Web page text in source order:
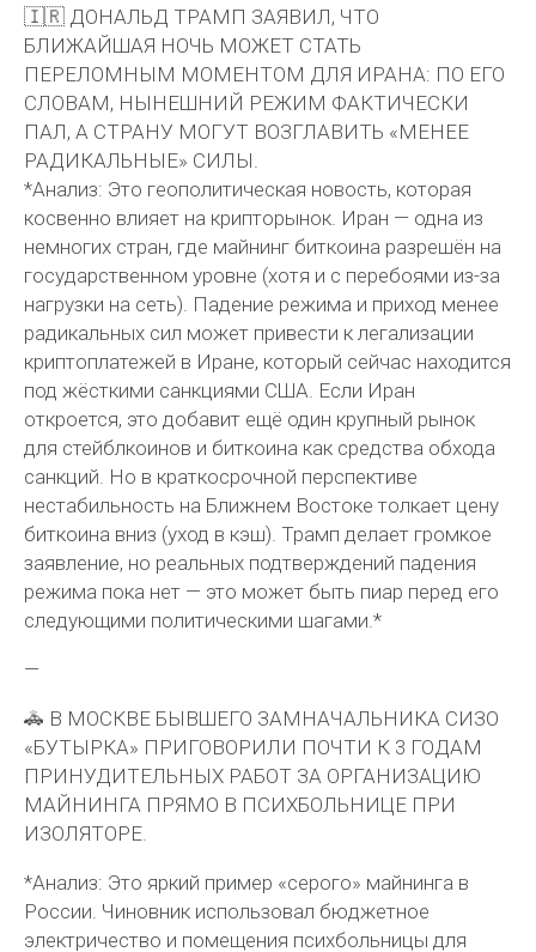
🇮🇷 ДОНАЛЬД ТРАМП ЗАЯВИЛ, ЧТО
БЛИЖАЙШАЯ НОЧЬ МОЖЕТ СТАТЬ
ПЕРЕЛОМНЫМ МОМЕНТОМ ДЛЯ ИРАНА: ПО ЕГО
СЛОВАМ, НЫНЕШНИЙ РЕЖИМ ФАКТИЧЕСКИ
ПАЛ, А СТРАНУ МОГУТ ВОЗГЛАВИТЬ «МЕНЕЕ
РАДИКАЛЬНЫЕ» СИЛЫ.
*Анализ: Это геополитическая новость, которая
косвенно влияет на крипторынок. Иран — одна из
немногих стран, где майнинг биткоина разрешён на
государственном уровне (хотя и с перебоями из-за
нагрузки на сеть). Падение режима и приход менее
радикальных сил может привести к легализации
криптоплатежей в Иране, который сейчас находится
под жёсткими санкциями США. Если Иран
откроется, это добавит ещё один крупный рынок
для стейблкоинов и биткоина как средства обхода
санкций. Но в краткосрочной перспективе
нестабильность на Ближнем Востоке толкает цену
биткоина вниз (уход в кэш). Трамп делает громкое
заявление, но реальных подтверждений падения
режима пока нет — это может быть пиар перед его
следующими политическими шагами.*
—
🚓 В МОСКВЕ БЫВШЕГО ЗАМНАЧАЛЬНИКА СИЗО
«БУТЫРКА» ПРИГОВОРИЛИ ПОЧТИ К 3 ГОДАМ
ПРИНУДИТЕЛЬНЫХ РАБОТ ЗА ОРГАНИЗАЦИЮ
МАЙНИНГА ПРЯМО В ПСИХБОЛЬНИЦЕ ПРИ
ИЗОЛЯТОРЕ.
*Анализ: Это яркий пример «серого» майнинга в
России. Чиновник использовал бюджетное
электричество и помещения психбольницы для